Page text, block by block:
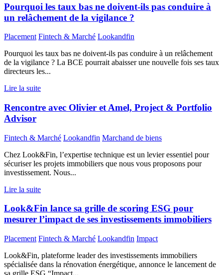
Pourquoi les taux bas ne doivent-ils pas conduire à
un relâchement de la vigilance ?
Placement Fintech & Marché Lookandfin
Pourquoi les taux bas ne doivent-ils pas conduire à un relâchement
de la vigilance ? La BCE pourrait abaisser une nouvelle fois ses taux
directeurs les...
Lire la suite
Rencontre avec Olivier et Amel, Project & Portfolio
Advisor
Fintech & Marché Lookandfin Marchand de biens
Chez Look&Fin, l’expertise technique est un levier essentiel pour
sécuriser les projets immobiliers que nous vous proposons pour
investissement. Nous...
Lire la suite
Look&Fin lance sa grille de scoring ESG pour
mesurer l’impact de ses investissements immobiliers
Placement Fintech & Marché Lookandfin Impact
Look&Fin, plateforme leader des investissements immobiliers
spécialisée dans la rénovation énergétique, annonce le lancement de
sa grille ESG “Impact...